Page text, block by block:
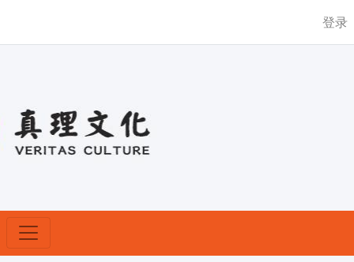
登录